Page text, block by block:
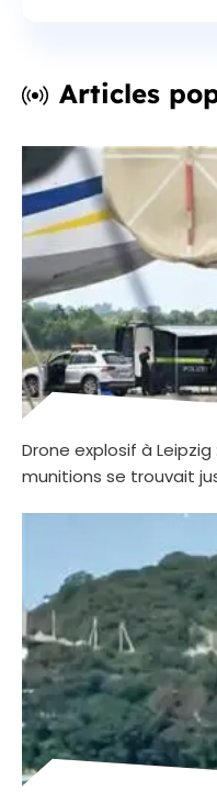
Articles
Drone explosif à
munitions se trouvait